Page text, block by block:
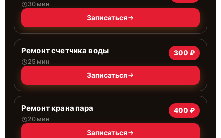
30 мин
Записаться
Ремонт счетчика воды
25 мин
300 ₽
Записаться
Ремонт крана пара
20 мин
400 ₽
Записаться